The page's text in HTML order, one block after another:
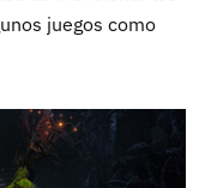
juegos como